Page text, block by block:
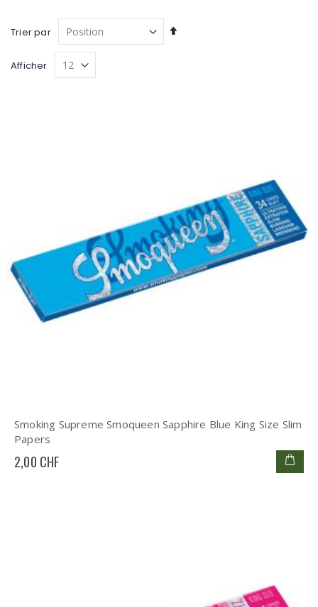
Trier par
Par
Afficher
Smoking Supreme Smoqueen Sapphire Blue King Size Slim
Papers
2,00 CHF